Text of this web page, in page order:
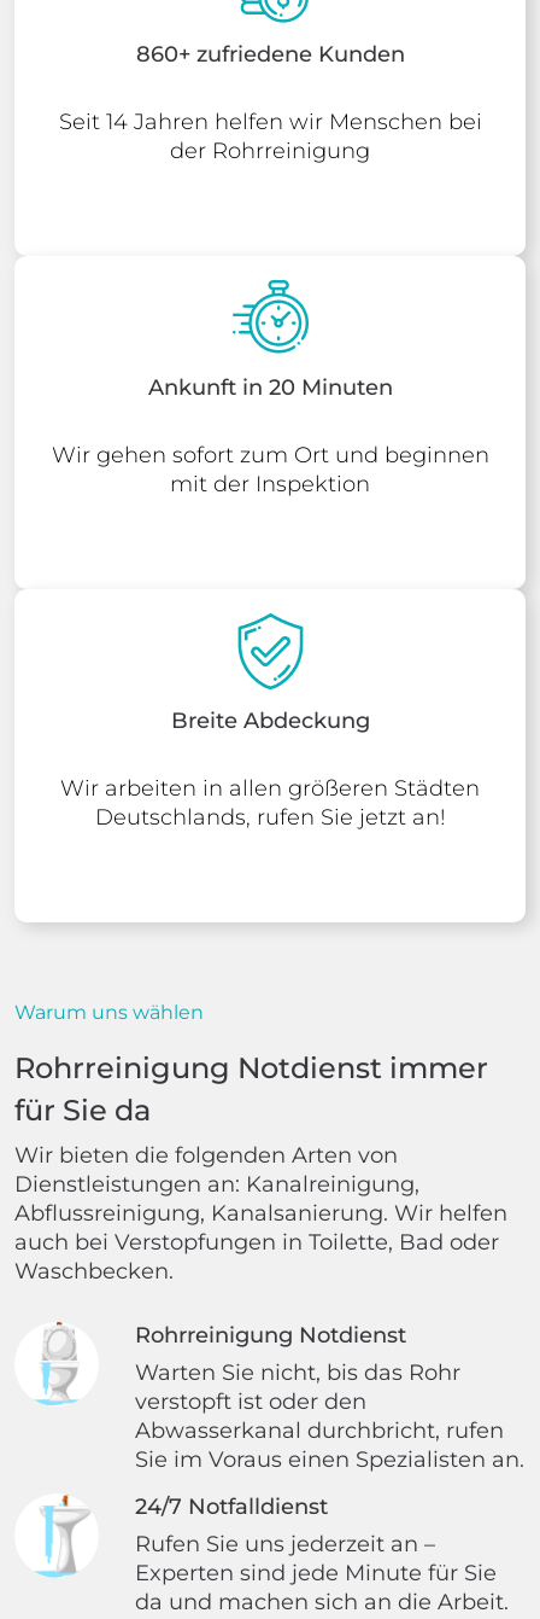
860+ zufriedene Kunden
Seit 14 Jahren helfen wir Menschen bei
der Rohrreinigung
Ankunft in 20 Minuten
Wir gehen sofort zum Ort und beginnen
mit der Inspektion
Breite Abdeckung
Wir arbeiten in allen größeren Städten
Deutschlands, rufen Sie jetzt an!
Warum uns wählen
Rohrreinigung Notdienst immer
für Sie da
Wir bieten die folgenden Arten von
Dienstleistungen an: Kanalreinigung,
Abflussreinigung, Kanalsanierung. Wir helfen
auch bei Verstopfungen in Toilette, Bad oder
Waschbecken.
Rohrreinigung Notdienst
Warten Sie nicht, bis das Rohr
verstopft ist oder den
Abwasserkanal durchbricht, rufen
Sie im Voraus einen Spezialisten an.
24/7 Notfalldienst
Rufen Sie uns jederzeit an –
Experten sind jede Minute für Sie
da und machen sich an die Arbeit.